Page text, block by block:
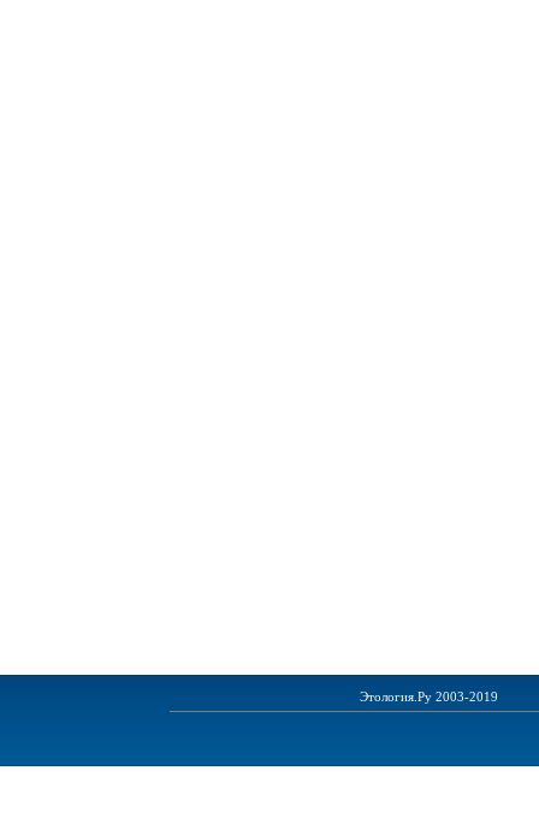
Этология.Ру 2003-2019